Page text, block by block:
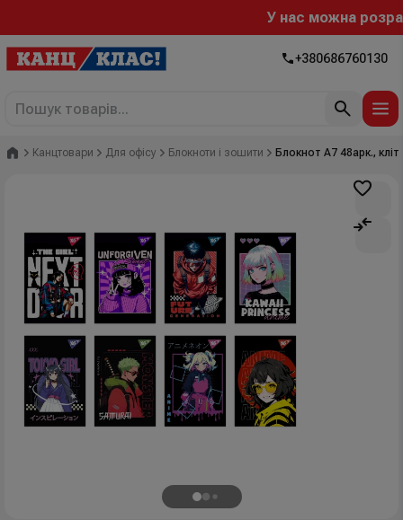
У нас можна
+380686760130
Головна
Канцтовари Для офісу Блокноти і зошити Блокнот А7 48арк.,